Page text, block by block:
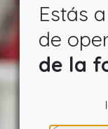
Estás
de
de la